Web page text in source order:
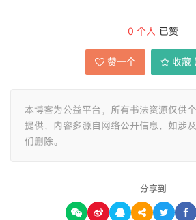
0 个人 已赞
赞一个 收藏 (
本博客为公益平台，所有书法资源仅供
提供，内容多源自网络公开信息，如涉
们删除。
分享到